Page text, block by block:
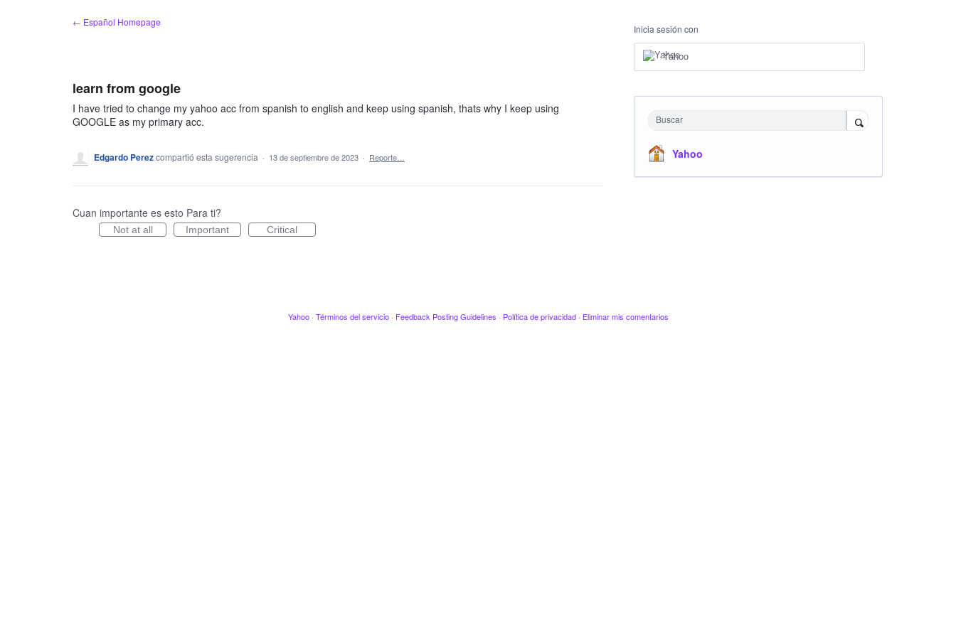
← Español Homepage
learn from google
I have tried to change my yahoo acc from spanish to english and keep using spanish, thats why I keep using
GOOGLE as my primary acc.
Edgardo Perezcompartió esta sugerencia · 13 de septiembre de 2023 · Reporte…
Cuan importante es esto Para ti?
Not at all Important Critical
Inicia sesión con
Yahoo
Buscar
Yahoo
Yahoo · Términos del servicio · Feedback Posting Guidelines · Política de privacidad · Eliminar mis comentarios